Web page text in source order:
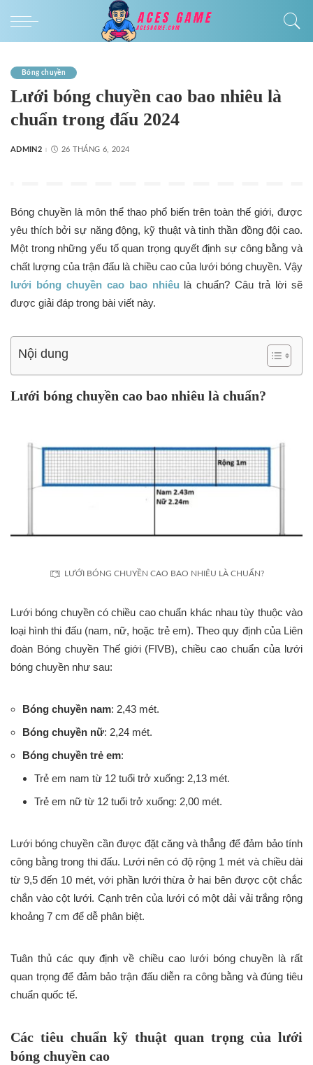
Bóng chuyền
Lưới bóng chuyền cao bao nhiêu là
chuẩn trong đấu 2024
ADMIN2 26 THÁNG 6, 2024
Bóng chuyền là môn thể thao phổ biến trên toàn thế giới, được
yêu thích bởi sự năng động, kỹ thuật và tinh thần đồng đội cao.
Một trong những yếu tố quan trọng quyết định sự công bằng và
chất lượng của trận đấu là chiều cao của lưới bóng chuyền. Vậy
lưới bóng chuyền cao bao nhiêu là chuẩn? Câu trả lời sẽ
được giải đáp trong bài viết này.
Nội dung
Lưới bóng chuyền cao bao nhiêu là chuẩn?
LƯỚI BÓNG CHUYỀN CAO BAO NHIÊU LÀ CHUẨN?
Lưới bóng chuyền có chiều cao chuẩn khác nhau tùy thuộc vào
loại hình thi đấu (nam, nữ, hoặc trẻ em). Theo quy định của Liên
đoàn Bóng chuyền Thế giới (FIVB), chiều cao chuẩn của lưới
bóng chuyền như sau:
Bóng chuyền nam: 2,43 mét.
Bóng chuyền nữ: 2,24 mét.
Bóng chuyền trẻ em:
Trẻ em nam từ 12 tuổi trở xuống: 2,13 mét.
Trẻ em nữ từ 12 tuổi trở xuống: 2,00 mét.
Lưới bóng chuyền cần được đặt căng và thẳng để đảm bảo tính
công bằng trong thi đấu. Lưới nên có độ rộng 1 mét và chiều dài
từ 9,5 đến 10 mét, với phần lưới thừa ở hai bên được cột chắc
chắn vào cột lưới. Cạnh trên của lưới có một dải vải trắng rộng
khoảng 7 cm để dễ phân biệt.
Tuân thủ các quy định về chiều cao lưới bóng chuyền là rất
quan trọng để đảm bảo trận đấu diễn ra công bằng và đúng tiêu
chuẩn quốc tế.
Các tiêu chuẩn kỹ thuật quan trọng của lưới
bóng chuyền cao